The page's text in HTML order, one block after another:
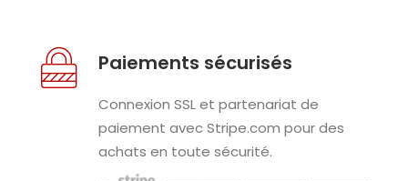
Paiements sécurisés
Connexion SSL et partenariat de
paiement avec Stripe.com pour des
achats en toute sécurité.